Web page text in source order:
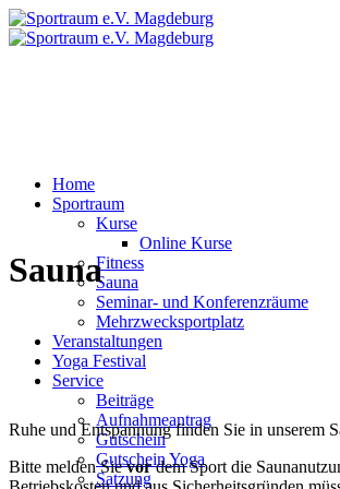
Home
Sportraum
Kurse
Online Kurse
Fitness
Sauna
Seminar- und Konferenzräume
Mehrzwecksportplatz
Veranstaltungen
Yoga Festival
Service
Beiträge
Aufnahmeantrag
Gutschein
Gutschein Yoga
Satzung
Sauna
Ruhe und Entspannung finden Sie in unserem
Bitte melden Sievordem Sport die